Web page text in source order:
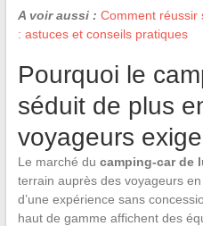
A voir aussi : Comment réussir
: astuces et conseils pratiques
Pourquoi le
séduit de plus
voyageurs
Le marché du camping-car de
terrain auprès des voyageurs en
d’une expérience sans
haut de gamme affichent des